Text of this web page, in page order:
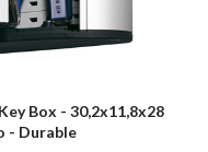
Box - 30,2x11,8x28
- Durable